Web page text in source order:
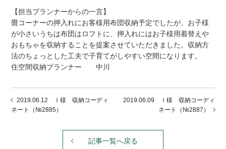
【担当プランナーからの一言】
畳コーナーの押入れにお客様用布団収納予定でしたが、お子様
が小さいうちは布団はロフトに、押入れにはお子様用着替えや
おもちゃを収納することを提案させていただきました。収納方
法のちょっとした工夫で子育てがしやすい空間になります。
住空間収納プランナー 中川
2019.06.12 Ｉ様 収納コーディ
ネート（№2885）
2019.06.09 Ｉ様 収納コーディ
ネート（№2887）
記事一覧へ戻る